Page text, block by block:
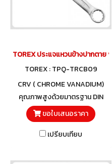
TOREX ประแจแหวนข้างปากตาย
TOREX : TPQ-TRCB09
CRV ( CHROME VANADIUM)
คุณภาพสูงด้วยมาตรฐาน DIN
3113 และวัสดุโครมวานาเดียม
ขอใบเสนอราคา
เปรียบเทียบ